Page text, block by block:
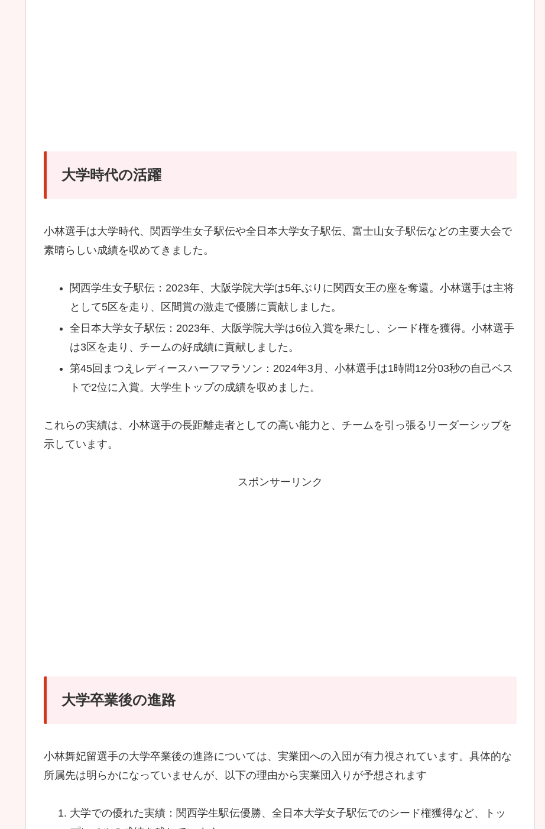
大学時代の活躍
小林選手は大学時代、関西学生女子駅伝や全日本大学女子駅伝、富士山女子駅伝などの主要大会で
素晴らしい成績を収めてきました。
関西学生女子駅伝：2023年、大阪学院大学は5年ぶりに関西女王の座を奪還。小林選手は主将
として5区を走り、区間賞の激走で優勝に貢献しました。
全日本大学女子駅伝：2023年、大阪学院大学は6位入賞を果たし、シード権を獲得。小林選手
は3区を走り、チームの好成績に貢献しました。
第45回まつえレディースハーフマラソン：2024年3月、小林選手は1時間12分03秒の自己ベス
トで2位に入賞。大学生トップの成績を収めました。
これらの実績は、小林選手の長距離走者としての高い能力と、チームを引っ張るリーダーシップを
示しています。
スポンサーリンク
大学卒業後の進路
小林舞妃留選手の大学卒業後の進路については、実業団への入団が有力視されています。具体的な
所属先は明らかになっていませんが、以下の理由から実業団入りが予想されます
大学での優れた実績：関西学生駅伝優勝、全日本大学女子駅伝でのシード権獲得など、トッ